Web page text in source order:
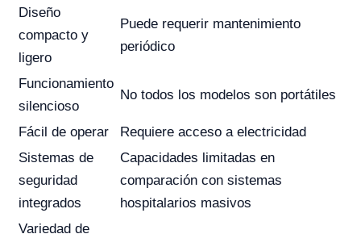
Diseño
compacto y
ligero
Puede requerir mantenimiento
periódico
Funcionamiento
silencioso
No todos los modelos son portátiles
Fácil de operar
Requiere acceso a electricidad
Sistemas de
seguridad
integrados
Capacidades limitadas en
comparación con sistemas
hospitalarios masivos
Variedad de